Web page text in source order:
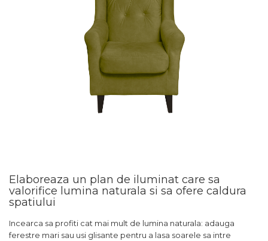
Elaboreaza un plan de iluminat care sa
valorifice lumina naturala si sa ofere caldura
spatiului
Incearca sa profiti cat mai mult de lumina naturala: adauga
ferestre mari sau usi glisante pentru a lasa soarele sa intre